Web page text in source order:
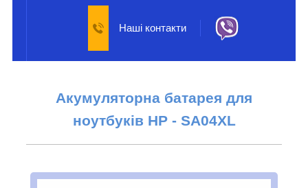
Наші контакти
Акумуляторна батарея для
ноутбуків НР - SA04XL